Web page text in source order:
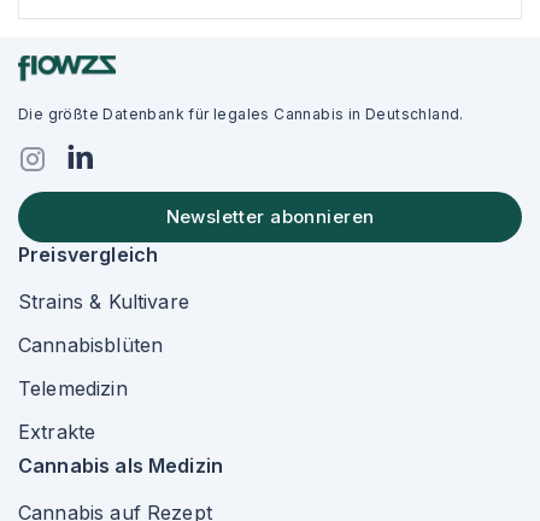
Die größte Datenbank für legales Cannabis in Deutschland.
Newsletter abonnieren
Preisvergleich
Strains & Kultivare
Cannabisblüten
Telemedizin
Extrakte
Cannabis als Medizin
Cannabis auf Rezept